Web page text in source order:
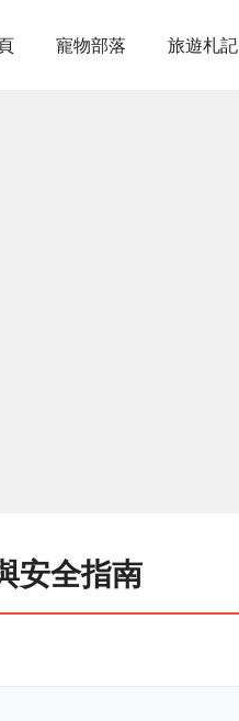
寵物部落 旅遊札記
安全指南